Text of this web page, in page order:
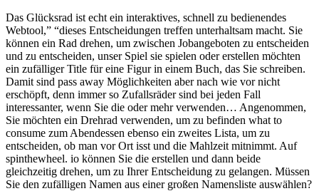
Das Glücksrad ist echt ein interaktives, schnell zu bedienendes
Webtool,” “dieses Entscheidungen treffen unterhaltsam macht. Sie
können ein Rad drehen, um zwischen Jobangeboten zu entscheiden
und zu entscheiden, unser Spiel sie spielen oder erstellen möchten
ein zufälliger Title für eine Figur in einem Buch, das Sie schreiben.
Damit sind pass away Möglichkeiten aber nach wie vor nicht
erschöpft, denn immer so Zufallsräder sind bei jeden Fall
interessanter, wenn Sie die oder mehr verwenden… Angenommen,
Sie möchten ein Drehrad verwenden, um zu befinden what to
consume zum Abendessen ebenso ein zweites Lista, um zu
entscheiden, ob man vor Ort isst und die Mahlzeit mitnimmt. Auf
spinthewheel. io können Sie die erstellen und dann beide
gleichzeitig drehen, um zu Ihrer Entscheidung zu gelangen. Müssen
Sie den zufälligen Namen aus einer großen Namensliste auswählen?